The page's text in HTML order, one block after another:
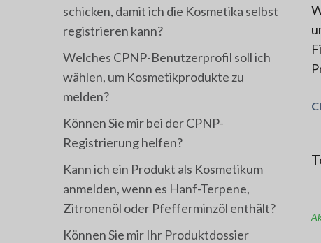
schicken, damit ich die Kosmetika selbst
registrieren kann?
Welches CPNP-Benutzerprofil soll ich
wählen, um Kosmetikprodukte zu
melden?
Können Sie mir bei der CPNP-
Registrierung helfen?
Kann ich ein Produkt als Kosmetikum
anmelden, wenn es Hanf-Terpene,
Zitronenöl oder Pfefferminzöl enthält?
Können Sie mir Ihr Produktdossier